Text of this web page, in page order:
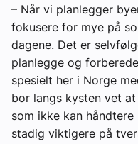
– Når vi planlegger
fokusere for mye på
dagene. Det er
planlegge og
spesielt her i Norge
bor langs kysten vet
som ikke kan
stadig viktigere på